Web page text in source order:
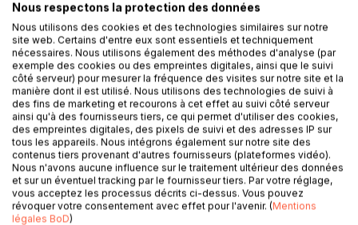
Ajouter à ma liste d'envies
Laisser un avis
DESCRIPTION
Annie Besant avait depuis son enfance des interrogations
Nous respectons la protection des données
Nous utilisons des cookies et des technologies similaires sur notre
site web. Certains d'entre eux sont essentiels et techniquement
nécessaires. Nous utilisons également des méthodes d'analyse (par
exemple des cookies ou des empreintes digitales, ainsi que le suivi
côté serveur) pour mesurer la fréquence des visites sur notre site et la
manière dont il est utilisé. Nous utilisons des technologies de suivi à
des fins de marketing et recourons à cet effet au suivi côté serveur
ainsi qu'à des fournisseurs tiers, ce qui permet d'utiliser des cookies,
des empreintes digitales, des pixels de suivi et des adresses IP sur
tous les appareils. Nous intégrons également sur notre site des
contenus tiers provenant d'autres fournisseurs (plateformes vidéo).
Nous n'avons aucune influence sur le traitement ultérieur des données
et sur un éventuel tracking par le fournisseur tiers. Par votre réglage,
vous acceptez les processus décrits ci-dessus. Vous pouvez
révoquer votre consentement avec effet pour l'avenir. (Mentions
légales BoD)